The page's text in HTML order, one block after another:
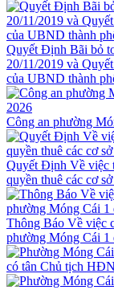
Quyết Định Bãi bỏ
20/11/2019 và
của UBND thành
Công an phường
Quyết Định Về việc
quyền thuê các cơ
Thông Báo Về việc
phường Móng Cái 1
có tân Chủ tịch